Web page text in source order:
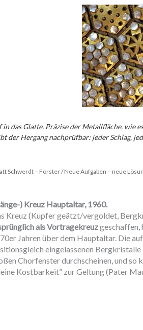
das Glatte, Präzise der Metallfläche, wie
der Hergang nachprüfbar: jeder Schlag,
Schwerdt – Förster / Neue Aufgaben – neue
) Kreuz Hauptaltar, 1960.
Kreuz (Kupfer geätzt/vergoldet,
als Vortragekreuzgeschaffen,
Jahren über dem Hauptaltar. Die
eingelassenen Bergkristalle
Chorfenster durchscheinen, und so
Kostbarkeit” zur Geltung (Pater